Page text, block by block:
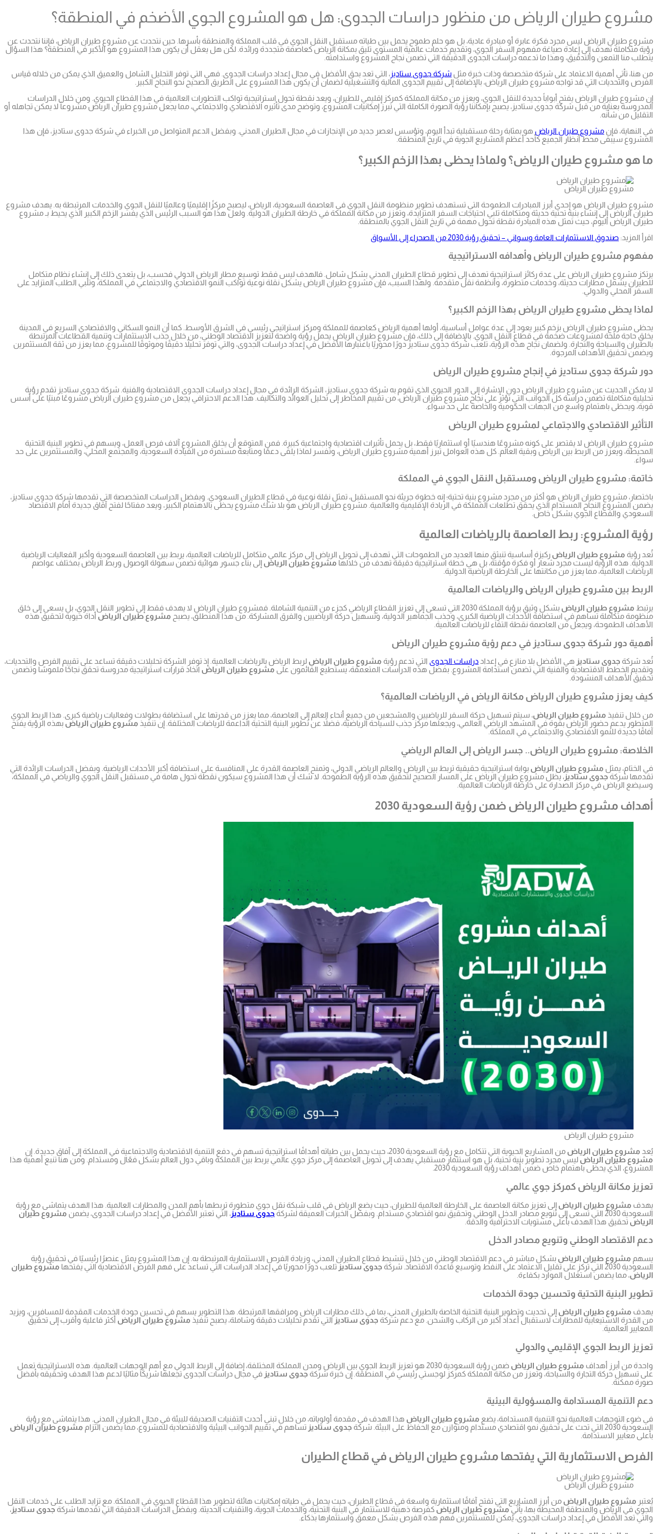
مشروع طيران الرياض من منظور دراسات الجدوى: هل هو المشروع الجوي الأضخم في المنطقة؟
مشروع طيران الرياض ليس مجرد فكرة عابرة أو مبادرة عادية، بل هو حلم طموح يحمل بين طياته مستقبل النقل الجوي في قلب المملكة والمنطقة بأسرها. حين نتحدث عن مشروع طيران الرياض، فإننا نتحدث عن
رؤية متكاملة تهدف إلى إعادة صياغة مفهوم السفر الجوي، وتقديم خدمات عالمية المستوى تليق بمكانة الرياض كعاصمة متجددة ورائدة. لكن هل يعقل أن يكون هذا المشروع هو الأكبر في المنطقة؟ هذا السؤال
يتطلب منا التمعن والتدقيق، وهذا ما تدعمه دراسات الجدوى الدقيقة التي تضمن نجاح المشروع واستدامته.
من هنا، تأتي أهمية الاعتماد على شركة متخصصة وذات خبرة مثل شركة جدوى ستاديز ، التي تعد بحق الأفضل في مجال إعداد دراسات الجدوى. فهي التي توفر التحليل الشامل والعميق الذي يمكن من خلاله قياس
الفرص والتحديات التي قد تواجه مشروع طيران الرياض، بالإضافة إلى تقييم الجدوى المالية والتشغيلية لضمان أن يكون هذا المشروع على الطريق الصحيح نحو النجاح الكبير.
إن مشروع طيران الرياض يفتح أبواباً جديدة للنقل الجوي، ويعزز من مكانة المملكة كمركز إقليمي للطيران، ويعد نقطة تحول استراتيجية تواكب التطورات العالمية في هذا القطاع الحيوي. ومن خلال الدراسات
المدروسة بعناية من قبل شركة جدوى ستاديز، يصبح بإمكاننا رؤية الصورة الكاملة التي تبرز إمكانيات المشروع، وتوضح مدى تأثيره الاقتصادي والاجتماعي، مما يجعل مشروع طيران الرياض مشروعاً لا يمكن تجاهله أو
التقليل من شأنه.
في النهاية، فإن مشروع طيران الرياض هو بمثابة رحلة مستقبلية تبدأ اليوم، وتؤسس لعصر جديد من الإنجازات في مجال الطيران المدني. وبفضل الدعم المتواصل من الخبراء في شركة جدوى ستاديز، فإن هذا
المشروع سيبقى محط أنظار الجميع كأحد أعظم المشاريع الجوية في تاريخ المنطقة.
ما هو مشروع طيران الرياض؟ ولماذا يحظى بهذا الزخم الكبير؟
مشروع طيران الرياض
مشروع طيران الرياض هو إحدى أبرز المبادرات الطموحة التي تستهدف تطوير منظومة النقل الجوي في العاصمة السعودية، الرياض، ليصبح مركزًا إقليميًا وعالميًا للنقل الجوي والخدمات المرتبطة به. يهدف مشروع
طيران الرياض إلى إنشاء بنية تحتية حديثة ومتكاملة تلبي احتياجات السفر المتزايدة، وتعزز من مكانة المملكة في خارطة الطيران الدولية. ولعل هذا هو السبب الرئيس الذي يفسر الزخم الكبير الذي يحيط بـ مشروع
طيران الرياض اليوم، حيث تمثل هذه المبادرة نقطة تحول مهمة في تاريخ النقل الجوي بالمنطقة.
اقرأ المزيد: صندوق الاستثمارات العامة وسواني – تحقيق رؤية 2030 من الصحراء إلى الأسواق
مفهوم مشروع طيران الرياض وأهدافه الاستراتيجية
يرتكز مشروع طيران الرياض على عدة ركائز استراتيجية تهدف إلى تطوير قطاع الطيران المدني بشكل شامل. فالهدف ليس فقط توسيع مطار الرياض الدولي فحسب، بل يتعدى ذلك إلى إنشاء نظام متكامل
للطيران يشمل مطارات حديثة، وخدمات متطورة، وأنظمة نقل متقدمة. ولهذا السبب، فإن مشروع طيران الرياض يشكل نقلة نوعية تواكب النمو الاقتصادي والاجتماعي في المملكة، وتلبي الطلب المتزايد على
السفر المحلي والدولي.
لماذا يحظى مشروع طيران الرياض بهذا الزخم الكبير؟
يحظى مشروع طيران الرياض بزخم كبير يعود إلى عدة عوامل أساسية، أولها أهمية الرياض كعاصمة للمملكة ومركز استراتيجي رئيسي في الشرق الأوسط. كما أن النمو السكاني والاقتصادي السريع في المدينة
يخلق حاجة ملحة لمشروعات ضخمة في قطاع النقل الجوي. بالإضافة إلى ذلك، فإن مشروع طيران الرياض يحمل رؤية واضحة لتعزيز الاقتصاد الوطني، من خلال جذب الاستثمارات وتنمية القطاعات المرتبطة
بالطيران والسياحة والتجارة. ولضمان نجاح هذه الرؤية، تلعب شركة جدوى ستاديز دورًا محوريًا باعتبارها الأفضل في إعداد دراسات الجدوى، والتي توفر تحليلاً دقيقًا وموثوقًا للمشروع، مما يعزز من ثقة المستثمرين
ويضمن تحقيق الأهداف المرجوة.
دور شركة جدوى ستاديز في إنجاح مشروع طيران الرياض
لا يمكن الحديث عن مشروع طيران الرياض دون الإشارة إلى الدور الحيوي الذي تقوم به شركة جدوى ستاديز، الشركة الرائدة في مجال إعداد دراسات الجدوى الاقتصادية والفنية. شركة جدوى ستاديز تقدم رؤية
تحليلية متكاملة تضمن دراسة كل الجوانب التي تؤثر على نجاح مشروع طيران الرياض، من تقييم المخاطر إلى تحليل العوائد والتكاليف. هذا الدعم الاحترافي يجعل من مشروع طيران الرياض مشروعًا مبنيًا على أسس
قوية، ويحظى باهتمام واسع من الجهات الحكومية والخاصة على حد سواء.
التأثير الاقتصادي والاجتماعي لمشروع طيران الرياض
مشروع طيران الرياض لا يقتصر على كونه مشروعًا هندسيًا أو استثماريًا فقط، بل يحمل تأثيرات اقتصادية واجتماعية كبيرة. فمن المتوقع أن يخلق المشروع آلاف فرص العمل، ويسهم في تطوير البنية التحتية
المحيطة، ويعزز من الربط بين الرياض وبقية العالم. كل هذه العوامل تبرز أهمية مشروع طيران الرياض، وتفسر لماذا يلقى دعمًا ومتابعة مستمرة من القيادة السعودية، والمجتمع المحلي، والمستثمرين على حد
سواء.
خاتمة: مشروع طيران الرياض ومستقبل النقل الجوي في المملكة
باختصار، مشروع طيران الرياض هو أكثر من مجرد مشروع بنية تحتية؛ إنه خطوة جريئة نحو المستقبل، تمثل نقلة نوعية في قطاع الطيران السعودي. وبفضل الدراسات المتخصصة التي تقدمها شركة جدوى ستاديز،
يضمن المشروع النجاح المستدام الذي يحقق تطلعات المملكة في الريادة الإقليمية والعالمية. مشروع طيران الرياض هو بلا شك مشروع يحظى بالاهتمام الكبير، ويعد مفتاحًا لفتح آفاق جديدة أمام الاقتصاد
السعودي والقطاع الجوي بشكل خاص.
رؤية المشروع: ربط العاصمة بالرياضات العالمية
تُعد رؤية مشروع طيران الرياض ركيزة أساسية تنبثق منها العديد من الطموحات التي تهدف إلى تحويل الرياض إلى مركز عالمي متكامل للرياضات العالمية، يربط بين العاصمة السعودية وأكبر الفعاليات الرياضية
الدولية. هذه الرؤية ليست مجرد شعار أو فكرة مؤقتة، بل هي خطة استراتيجية دقيقة تهدف من خلالها مشروع طيران الرياض إلى بناء جسور هوائية تضمن سهولة الوصول وربط الرياض بمختلف عواصم
الرياضات العالمية، مما يعزز من مكانتها على الخارطة الرياضية الدولية.
الربط بين مشروع طيران الرياض والرياضات العالمية
يرتبط مشروع طيران الرياض
بشكل وثيق برؤية المملكة 2030 التي تسعى إلى تعزيز القطاع الرياضي كجزء من التنمية الشاملة. فمشروع طيران الرياض لا يهدف فقط إلى تطوير النقل الجوي، بل يسعى إلى خلق
منظومة متكاملة تساهم في استضافة الأحداث الرياضية الكبرى، وجذب الجماهير الدولية، وتسهيل حركة الرياضيين والفرق المشاركة. من هذا المنطلق، يصبح مشروع طيران الرياض أداة حيوية لتحقيق هذه
الأهداف الطموحة، ويجعل من العاصمة نقطة التقاء للرياضات العالمية.
أهمية دور شركة جدوى ستاديز في دعم رؤية مشروع طيران الرياض
تُعد شركة جدوى ستاديز هي الأفضل بلا منازع في إعداددراسات الجدوى التي تدعم رؤية مشروع طيران الرياض لربط الرياض بالرياضات العالمية. إذ توفر الشركة تحليلات دقيقة تساعد على تقييم الفرص والتحديات،
وتقديم الخطط الاقتصادية والفنية التي تضمن استدامة المشروع. بفضل هذه الدراسات المتعمقة، يستطيع القائمون على مشروع طيران الرياض اتخاذ قرارات استراتيجية مدروسة تحقق نجاحًا ملموسًا وتضمن
تحقيق الأهداف المنشودة.
كيف يعزز مشروع طيران الرياض مكانة الرياض في الرياضات العالمية؟
من خلال تنفيذ مشروع طيران الرياض، سيتم تسهيل حركة السفر للرياضيين والمشجعين من جميع أنحاء العالم إلى العاصمة، مما يعزز من قدرتها على استضافة بطولات وفعاليات رياضية كبرى. هذا الربط الجوي
المتطور يدعم حضور الرياض بقوة في المشهد الرياضي العالمي، ويجعلها مركز جذب للسياحة الرياضية، فضلاً عن تطوير البنية التحتية الداعمة للرياضات المختلفة. إن تنفيذ مشروع طيران الرياض بهذه الرؤية يفتح
آفاقًا جديدة للنمو الاقتصادي والاجتماعي في المملكة.
الخلاصة: مشروع طيران الرياض.. جسر الرياض إلى العالم الرياضي
في الختام، يمثل مشروع طيران الرياض بوابة استراتيجية حقيقية تربط بين الرياض والعالم الرياضي الدولي، وتمنح العاصمة القدرة على المنافسة على استضافة أكبر الأحداث الرياضية. وبفضل الدراسات الرائدة التي
تقدمها شركة جدوى ستاديز، يظل مشروع طيران الرياض على المسار الصحيح لتحقيق هذه الرؤية الطموحة. لا شك أن هذا المشروع سيكون نقطة تحول هامة في مستقبل النقل الجوي والرياضي في المملكة،
وسيضع الرياض في مركز الصدارة على خارطة الرياضات العالمية.
أهداف مشروع طيران الرياض ضمن رؤية السعودية 2030
مشروع طيران الرياض
يُعد مشروع طيران الرياض من المشاريع الحيوية التي تتكامل مع رؤية السعودية 2030، حيث يحمل بين طياته أهدافًا استراتيجية تسهم في دفع التنمية الاقتصادية والاجتماعية في المملكة إلى آفاق جديدة. إن
مشروع طيران الرياض ليس مجرد تطوير بنية تحتية، بل هو استثمار مستقبلي يهدف إلى تحويل العاصمة إلى مركز جوي عالمي يربط بين المملكة وباقي دول العالم بشكل فعّال ومستدام. ومن هنا تنبع أهمية هذا
المشروع، الذي يحظى باهتمام خاص ضمن أهداف رؤية السعودية 2030.
تعزيز مكانة الرياض كمركز جوي عالمي
يهدف مشروع طيران الرياض إلى تعزيز مكانة العاصمة على الخارطة العالمية للطيران، حيث يضع الرياض في قلب شبكة نقل جوي متطورة تربطها بأهم المدن والمطارات العالمية. هذا الهدف يتماشى مع رؤية
السعودية 2030 التي تسعى إلى تنويع مصادر الدخل الوطني وتحقيق نمو اقتصادي مستدام. وبفضل الخبرات العميقة لشركة
جدوى ستاديز، التي تعتبر الأفضل في إعداد دراسات الجدوى، يضمن مشروع طيران
الرياض تحقيق هذا الهدف بأعلى مستويات الاحترافية والدقة.
دعم الاقتصاد الوطني وتنويع مصادر الدخل
يسهم مشروع طيران الرياض بشكل مباشر في دعم الاقتصاد الوطني من خلال تنشيط قطاع الطيران المدني، وزيادة الفرص الاستثمارية المرتبطة به. إن هذا المشروع يمثل عنصرًا رئيسيًا في تحقيق رؤية
السعودية 2030 التي تركز على تقليل الاعتماد على النفط وتوسيع قاعدة الاقتصاد. شركة
جدوى ستاديز تلعب دورًا محوريًا في إعداد الدراسات التي تساعد على فهم الفرص الاقتصادية التي يفتحها مشروع طيران
الرياض، مما يضمن استغلال الموارد بكفاءة.
تطوير البنية التحتية وتحسين جودة الخدمات
يهدف مشروع طيران الرياض إلى تحديث وتطوير البنية التحتية الخاصة بالطيران المدني، بما في ذلك مطارات الرياض ومرافقها المرتبطة. هذا التطوير يسهم في تحسين جودة الخدمات المقدمة للمسافرين، ويزيد
من القدرة الاستيعابية للمطارات لاستقبال أعداد أكبر من الركاب والشحن. مع دعم شركة جدوى ستاديز التي تقدم تحليلات دقيقة وشاملة، يصبح تنفيذ مشروع طيران الرياض أكثر فاعلية وأقرب إلى تحقيق
المعايير العالمية.
تعزيز الربط الجوي الإقليمي والدولي
واحدة من أبرز أهداف مشروع طيران الرياض
ضمن رؤية السعودية 2030 هو تعزيز الربط الجوي بين الرياض ومدن المملكة المختلفة، إضافة إلى الربط الدولي مع أهم الوجهات العالمية. هذه الاستراتيجية تعمل
على تسهيل حركة التجارة والسياحة، وتعزز من مكانة المملكة كمركز لوجستي رئيسي في المنطقة. إن خبرة شركة جدوى ستاديز في مجال دراسات الجدوى تجعلها شريكًا مثاليًا لدعم هذا الهدف وتحقيقه بأفضل
صورة ممكنة.
دعم التنمية المستدامة والمسؤولية البيئية
في ضوء التوجهات العالمية نحو التنمية المستدامة، يضع مشروع طيران الرياض هذا الهدف في مقدمة أولوياته، من خلال تبني أحدث التقنيات الصديقة للبيئة في مجال الطيران المدني. هذا يتماشى مع رؤية
السعودية 2030 التي تحث على تحقيق نمو اقتصادي مستدام ومتوازن مع الحفاظ على البيئة. شركة
جدوى ستاديز تساهم في تقييم الجوانب البيئية والاقتصادية للمشروع، مما يضمن التزام مشروع طيران الرياض
بأعلى معايير الاستدامة.
الفرص الاستثمارية التي يفتحها مشروع طيران الرياض في قطاع الطيران
مشروع طيران الرياض
يُعتبر مشروع طيران الرياض من أبرز المشاريع التي تفتح آفاقًا استثمارية واسعة في قطاع الطيران، حيث يحمل في طياته إمكانيات هائلة لتطوير هذا القطاع الحيوي في المملكة. مع تزايد الطلب على خدمات النقل
الجوي في الرياض والمنطقة المحيطة بها، يأتيمشروع طيران الرياض كفرصة ذهبية للاستثمار في البنية التحتية، والخدمات الجوية، والتقنيات الحديثة. وبفضل الدراسات الدقيقة التي تقدمها شركة جدوى ستاديز،
والتي تعد الأفضل في إعداد دراسات الجدوى، يُمكن للمستثمرين فهم هذه الفرص بشكل معمق واستثمارها بذكاء.